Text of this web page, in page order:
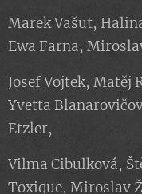
Marek Vašut,
Ewa Farna,
Josef Vojtek, Matěj
Yvetta
Etzler,
Vilma Cibulková,
Toxique, Miroslav